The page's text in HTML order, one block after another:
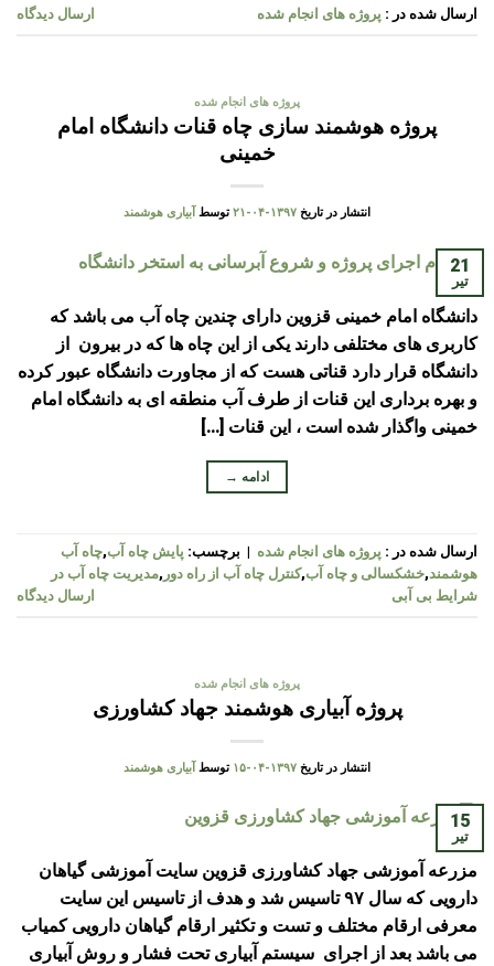
ارسال شده در : پروژه های انجام شده ارسال دیدگاه
پروژه های انجام شده
پروژه هوشمند سازی چاه قنات دانشگاه امام
خمینی
انتشار در تاریخ ۱۳۹۷-۰۴-۲۱ توسط آبیاری هوشمند
21
تیر
دانشگاه امام خمینی قزوین دارای چندین چاه آب می باشد که
کاربری های مختلفی دارند یکی از این چاه ها که در بیرون از
دانشگاه قرار دارد قناتی هست که از مجاورت دانشگاه عبور کرده
و بهره برداری این قنات از طرف آب منطقه ای به دانشگاه امام
خمینی واگذار شده است ، این قنات […]
ادامه →
ارسال شده در : پروژه های انجام شده | برچسب: پایش چاه آب,چاه آب
هوشمند,خشکسالی و چاه آب,کنترل چاه آب از راه دور ,مدیریت چاه آب در
شرایط بی آبی
ارسال دیدگاه
پروژه های انجام شده
پروژه آبیاری هوشمند جهاد کشاورزی
انتشار در تاریخ ۱۳۹۷-۰۴-۱۵ توسط آبیاری هوشمند
15
تیر
مزرعه آموزشی جهاد کشاورزی قزوین سایت آموزشی گیاهان
دارویی که سال ۹۷ تاسیس شد و هدف از تاسیس این سایت
معرفی ارقام مختلف و تست و تکثیر ارقام گیاهان دارویی کمیاب
می باشد بعد از اجرای سیستم آبیاری تحت فشار و روش آبیاری